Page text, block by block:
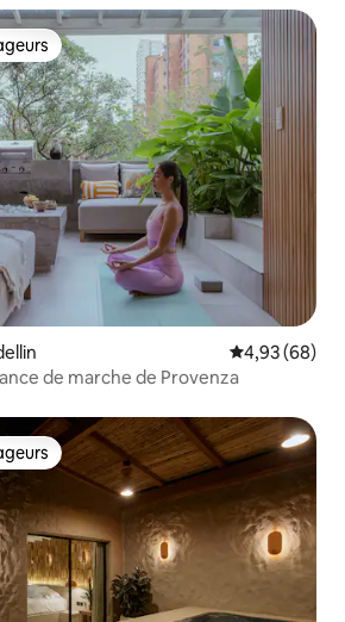
Évaluation
4,93 (68)
de marche de Provenza